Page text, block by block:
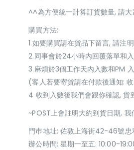
^^為方便統一計算訂貨數量, 請
購買方法:
1.如要購買請在貨品下留言, 請注
2.同事會於24小時內回覆落單和
3.麻煩於3個工作天內入數和PM
(客人若要寄貨請在付款後通知:
4 收到入數後我們會跟你確認, 貨
~POST上會註明大約到貨日期,
門巿地址: 佐敦上海街42-46號
辦公時間: 星期一至五: 10:00-